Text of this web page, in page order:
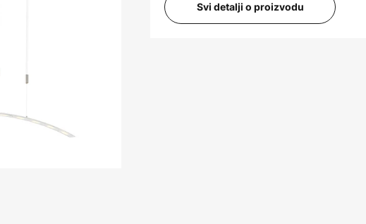
Svi detalji o proizvodu